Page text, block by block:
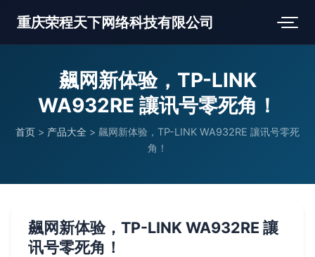
重庆荣程天下网络科技有限公司
飆网新体验，TP-LINK
WA932RE 讓讯号零死角！
首页 > 产品大全 > 飆网新体验，TP-LINK WA932RE 讓讯号零死
角！
飆网新体验，TP-LINK WA932RE 讓
讯号零死角！